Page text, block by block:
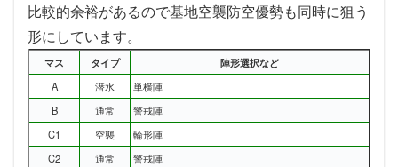
比較的余裕があるので基地空襲防空優勢も同時に狙う
形にしています。
マス タイプ
陣形選択など
A
潜水
単横陣
B
通常
警戒陣
C1
空襲
輪形陣
C2
通常
警戒陣